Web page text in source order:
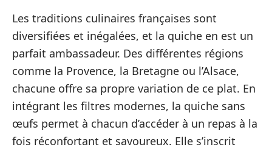
Les traditions culinaires françaises sont
diversifiées et inégalées, et la quiche en est un
parfait ambassadeur. Des différentes régions
comme la Provence, la Bretagne ou l’Alsace,
chacune offre sa propre variation de ce plat. En
intégrant les filtres modernes, la quiche sans
œufs permet à chacun d’accéder à un repas à la
fois réconfortant et savoureux. Elle s’inscrit